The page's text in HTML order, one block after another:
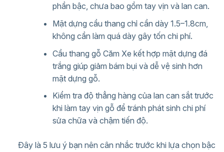
phần bậc, chưa bao gồm tay vịn và lan can.
Mặt dựng cầu thang chỉ cần dày 1.5–1.8cm,
không cần làm quá dày gây tốn chi phí.
Cầu thang gỗ Căm Xe kết hợp mặt dựng đá
trắng giúp giảm bám bụi và dễ vệ sinh hơn
mặt dựng gỗ.
Kiểm tra độ thẳng hàng của lan can sắt trước
khi làm tay vịn gỗ để tránh phát sinh chi phí
sửa chữa và chậm tiến độ.
Đây là 5 lưu ý bạn nên cân nhắc trước khi lựa chọn bậc